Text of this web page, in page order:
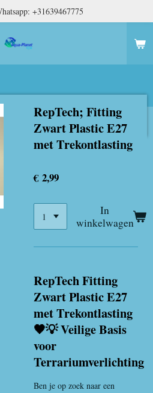
+31639467775
RepTech; Fitting
Zwart Plastic E27
met Trekontlasting
€ 2,99
In
winkelwagen
RepTech Fitting
Zwart Plastic E27
met Trekontlasting
🖤💡 Veilige Basis
voor
Terrariumverlichting
Ben je op zoek naar een